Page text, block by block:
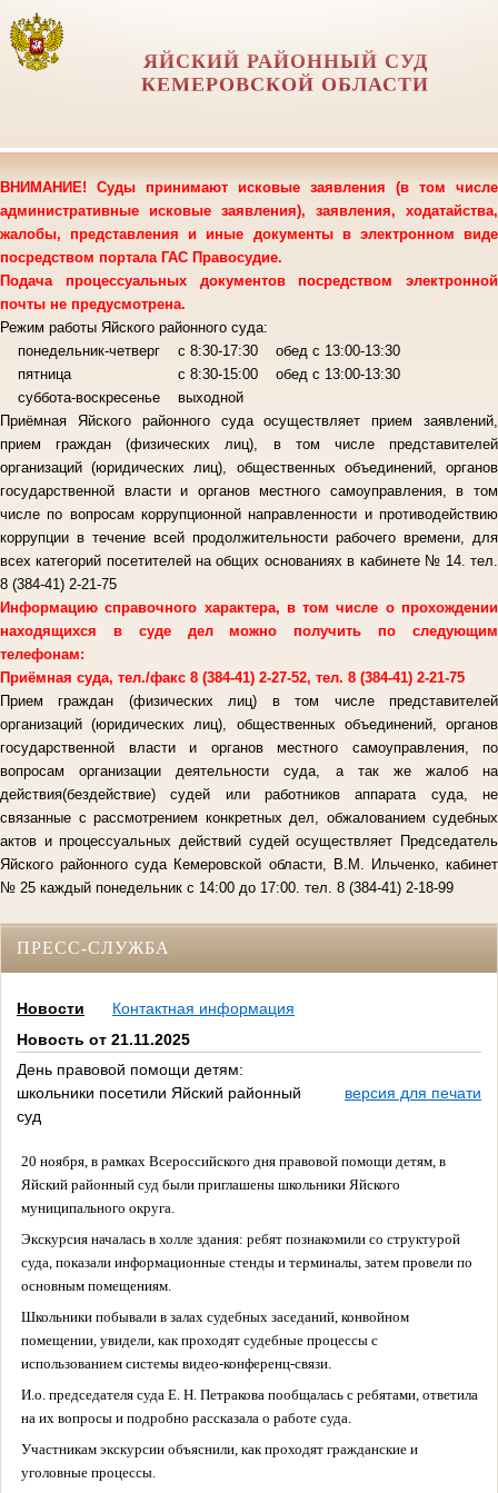
ЯЙСКИЙ РАЙОННЫЙ СУД
КЕМЕРОВСКОЙ ОБЛАСТИ
ВНИМАНИЕ! Суды принимают исковые заявления (в том числе
административные исковые заявления), заявления, ходатайства,
жалобы, представления и иные документы в электронном виде
посредством портала ГАС Правосудие.
Подача процессуальных документов посредством электронной
почты не предусмотрена.
Режим работы Яйского районного суда:
понедельник-четверг с 8:30-17:30 обед с 13:00-13:30
пятница с 8:30-15:00 обед с 13:00-13:30
суббота-воскресенье выходной
Приёмная Яйского районного суда осуществляет прием заявлений,
прием граждан (физических лиц), в том числе представителей
организаций (юридических лиц), общественных объединений, органов
государственной власти и органов местного самоуправления, в том
числе по вопросам коррупционной направленности и противодействию
коррупции в течение всей продолжительности рабочего времени, для
всех категорий посетителей на общих основаниях в кабинете № 14. тел.
8 (384-41) 2-21-75
Информацию справочного характера, в том числе о прохождении
находящихся в суде дел можно получить по следующим
телефонам:
Приёмная суда, тел./факс 8 (384-41) 2-27-52, тел. 8 (384-41) 2-21-75
Прием граждан (физических лиц) в том числе представителей
организаций (юридических лиц), общественных объединений, органов
государственной власти и органов местного самоуправления, по
вопросам организации деятельности суда, а так же жалоб на
действия(бездействие) судей или работников аппарата суда, не
связанные с рассмотрением конкретных дел, обжалованием судебных
актов и процессуальных действий судей осуществляет Председатель
Яйского районного суда Кемеровской области, В.М. Ильченко, кабинет
№ 25 каждый понедельник с 14:00 до 17:00. тел. 8 (384-41) 2-18-99
ПРЕСС-СЛУЖБА
Новости
Контактная информация
Новость от 21.11.2025
День правовой помощи детям:
школьники посетили Яйский районный
суд
версия для печати
20 ноября, в рамках Всероссийского дня правовой помощи детям, в
Яйский районный суд были приглашены школьники Яйского
муниципального округа.
Экскурсия началась в холле здания: ребят познакомили со структурой
суда, показали информационные стенды и терминалы, затем провели по
основным помещениям.
Школьники побывали в залах судебных заседаний, конвойном
помещении, увидели, как проходят судебные процессы с
использованием системы видео-конференц-связи.
И.о. председателя суда Е. Н. Петракова пообщалась с ребятами, ответила
на их вопросы и подробно рассказала о работе суда.
Участникам экскурсии объяснили, как проходят гражданские и
уголовные процессы.